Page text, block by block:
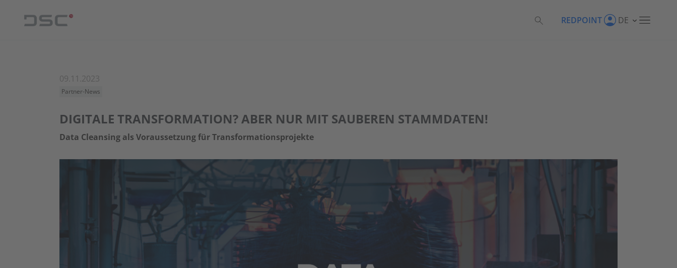
REDPOINT DE
09.11.2023
Partner-News
DIGITALE TRANSFORMATION? ABER NUR MIT SAUBEREN STAMMDATEN!
Data Cleansing als Voraussetzung für Transformationsprojekte